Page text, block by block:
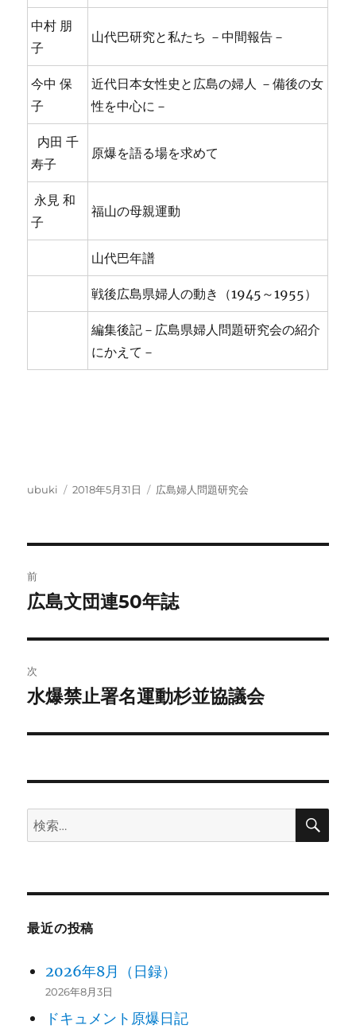
中村 朋
子
山代巴研究と私たち －中間報告－
今中 保
子
近代日本女性史と広島の婦人 －備後の女
性を中心に－
内田 千
寿子
原爆を語る場を求めて
永見 和
子
福山の母親運動
山代巴年譜
戦後広島県婦人の動き（1945～1955）
編集後記－広島県婦人問題研究会の紹介
にかえて－
投
ubuki
投
2018年5月31日
カ
広島婦人問題研究会
稿
ビ
ゲ
ー
ン
前
前
投
稿:
広島文団連50年誌
次
次
投
水爆禁止署名運動杉並協議会
検
索:
検
最近の投稿
2026年8月（日録）
2026年8月3日
ドキュメント原爆日記